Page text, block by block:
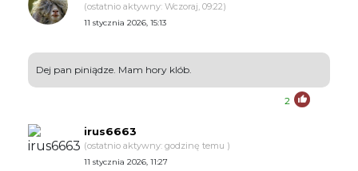
(ostatnio aktywny: Wczoraj, 09:22)
11 stycznia 2026, 15:13
Dej pan piniądze. Mam hory klób.
2
irus6663
(ostatnio aktywny: godzinę temu )
11 stycznia 2026, 11:27